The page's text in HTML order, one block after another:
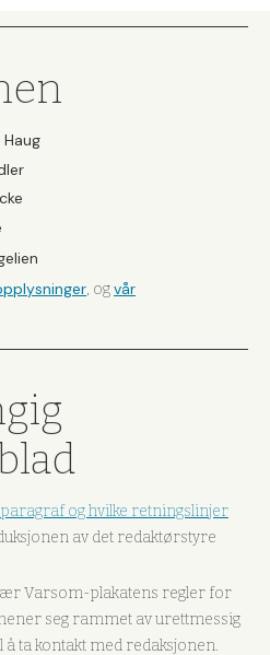
, ogvår
og hvilke retningslinjer
av det redaktørstyre
Varsom-plakatens regler for
seg rammet av urettmessig
ta kontakt med redaksjonen.